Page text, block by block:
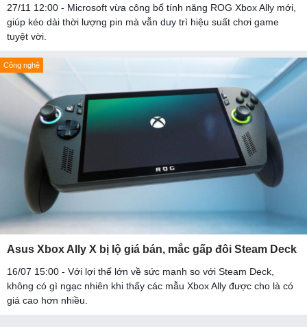
27/11 12:00 - Microsoft vừa công bố tính năng ROG Xbox Ally mới,
giúp kéo dài thời lượng pin mà vẫn duy trì hiệu suất chơi game
tuyệt vời.
Công nghệ
Asus Xbox Ally X bị lộ giá bán, mắc gấp đôi Steam Deck
16/07 15:00 - Với lợi thế lớn về sức mạnh so với Steam Deck,
không có gì ngạc nhiên khi thấy các mẫu Xbox Ally được cho là có
giá cao hơn nhiều.